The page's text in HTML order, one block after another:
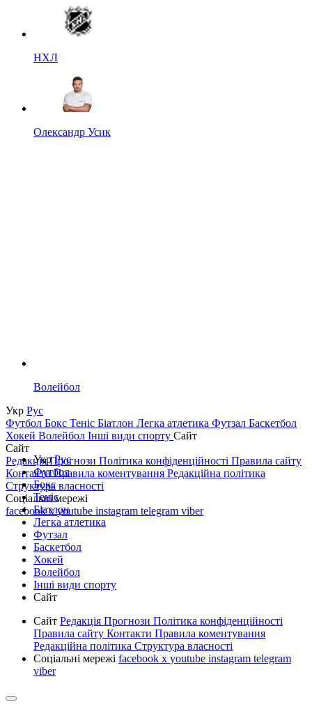
НХЛ
Олександр Усик
Волейбол
Укр Рус
Футбол Бокс Теніс Біатлон Легка атлетика Футзал Баскетбол
Хокей Волейбол Інші види спорту Сайт
Сайт
РедакціяПрогнози Політика конфіденційності Правила сайту
КонтактиПравила коментування Редакційна політика
Структура власності
Соціальні мережі
facebookxyoutube instagram telegram viber
УкрРус
Футбол
Бокс
Теніс
Біатлон
Легка атлетика
Футзал
Баскетбол
Хокей
Волейбол
Інші види спорту
Сайт
Сайт Редакція Прогнози Політика конфіденційності
Правила сайту Контакти Правила коментування
Редакційна політика Структура власності
Соціальні мережі facebook x youtube instagram telegram
viber